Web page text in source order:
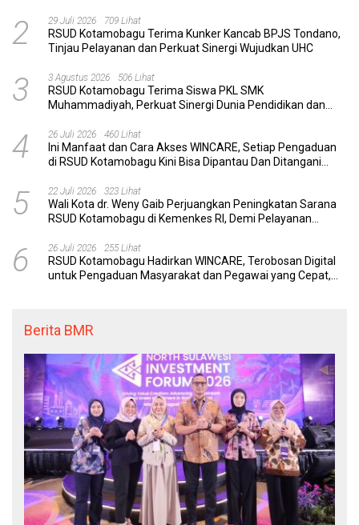
2 29 Juli 2026 709 Lihat
RSUD Kotamobagu Terima Kunker Kancab BPJS Tondano,
Tinjau Pelayanan dan Perkuat Sinergi Wujudkan UHC
3 3 Agustus 2026 506 Lihat
RSUD Kotamobagu Terima Siswa PKL SMK
Muhammadiyah, Perkuat Sinergi Dunia Pendidikan dan
4 26 Juli 2026 460 Lihat
Ini Manfaat dan Cara Akses WINCARE, Setiap Pengaduan
di RSUD Kotamobagu Kini Bisa Dipantau Dan Ditangani
5 22 Juli 2026 323 Lihat
Wali Kota dr. Weny Gaib Perjuangkan Peningkatan Sarana
RSUD Kotamobagu di Kemenkes RI, Demi Pelayanan
6 26 Juli 2026 255 Lihat
RSUD Kotamobagu Hadirkan WINCARE, Terobosan Digital
untuk Pengaduan Masyarakat dan Pegawai yang Cepat,
Berita BMR